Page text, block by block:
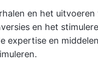
en het uitvoeren
en het
expertise en